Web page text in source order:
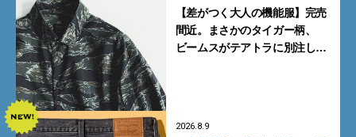
【差がつく大人の機能服】完売
間近。まさかのタイガー柄、
ビームスがテアトラに別注した
2026.8.9